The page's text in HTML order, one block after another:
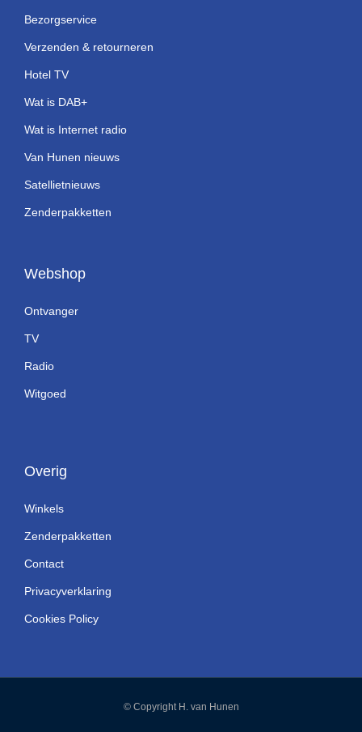
Bezorgservice
Verzenden & retourneren
Hotel TV
Wat is DAB+
Wat is Internet radio
Van Hunen nieuws
Satellietnieuws
Zenderpakketten
Webshop
Ontvanger
TV
Radio
Witgoed
Overig
Winkels
Zenderpakketten
Contact
Privacyverklaring
Cookies Policy
© Copyright H. van Hunen